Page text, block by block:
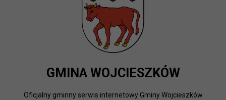
GMINA WOJCIESZKÓW
Oficjalny gminny serwis internetowy Gminy Wojcieszków